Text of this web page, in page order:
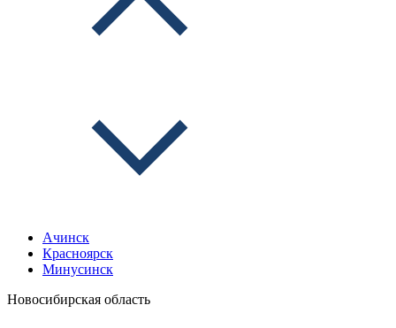
Ачинск
Красноярск
Минусинск
Новосибирская область